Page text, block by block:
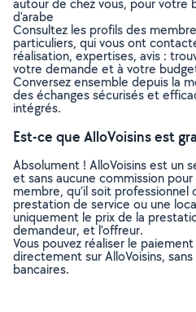
autour de chez vous, pour votre
d'arabe
Consultez les profils des
particuliers, qui vous ont
réalisation, expertises, avis :
votre demande et à votre
Conversez ensemble depuis la
des échanges sécurisés et
intégrés.
Est-ce que AlloVoisins est
Absolument ! AlloVoisins est un
et sans aucune commission
membre, qu’il soit professionnel
prestation de service ou une
uniquement le prix de la
demandeur, et l’offreur.
Vous pouvez réaliser le
directement sur AlloVoisins,
bancaires.